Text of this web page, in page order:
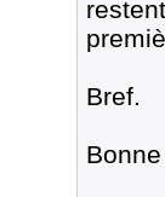
Bref.